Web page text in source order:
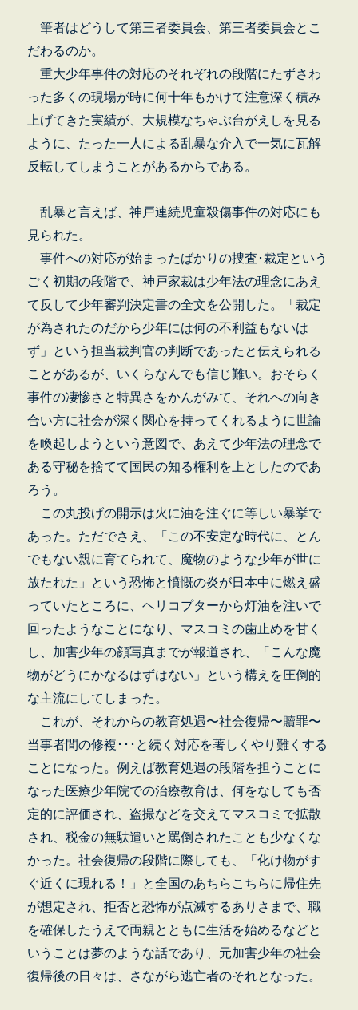
筆者はどうして第三者委員会、第三者委員会とこ
だわるのか。
重大少年事件の対応のそれぞれの段階にたずさわ
った多くの現場が時に何十年もかけて注意深く積み
上げてきた実績が、大規模なちゃぶ台がえしを見る
ように、たった一人による乱暴な介入で一気に瓦解
反転してしまうことがあるからである。
乱暴と言えば、神戸連続児童殺傷事件の対応にも
見られた。
事件への対応が始まったばかりの捜査･裁定という
ごく初期の段階で、神戸家裁は少年法の理念にあえ
て反して少年審判決定書の全文を公開した。「裁定
が為されたのだから少年には何の不利益もないは
ず」という担当裁判官の判断であったと伝えられる
ことがあるが、いくらなんでも信じ難い。おそらく
事件の凄惨さと特異さをかんがみて、それへの向き
合い方に社会が深く関心を持ってくれるように世論
を喚起しようという意図で、あえて少年法の理念で
ある守秘を捨てて国民の知る権利を上としたのであ
ろう。
この丸投げの開示は火に油を注ぐに等しい暴挙で
あった。ただでさえ、「この不安定な時代に、とん
でもない親に育てられて、魔物のような少年が世に
放たれた」という恐怖と憤慨の炎が日本中に燃え盛
っていたところに、ヘリコプターから灯油を注いで
回ったようなことになり、マスコミの歯止めを甘く
し、加害少年の顔写真までが報道され、「こんな魔
物がどうにかなるはずはない」という構えを圧倒的
な主流にしてしまった。
これが、それからの教育処遇〜社会復帰〜贖罪〜
当事者間の修複･･･と続く対応を著しくやり難くする
ことになった。例えば教育処遇の段階を担うことに
なった医療少年院での治療教育は、何をなしても否
定的に評価され、盗撮などを交えてマスコミで拡散
され、税金の無駄遣いと罵倒されたことも少なくな
かった。社会復帰の段階に際しても、「化け物がす
ぐ近くに現れる！」と全国のあちらこちらに帰住先
が想定され、拒否と恐怖が点滅するありさまで、職
を確保したうえで両親とともに生活を始めるなどと
いうことは夢のような話であり、元加害少年の社会
復帰後の日々は、さながら逃亡者のそれとなった。